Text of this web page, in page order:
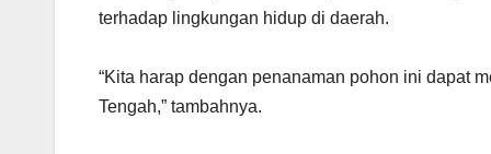
terhadap lingkungan hidup di daerah.
“Kita harap dengan penanaman pohon ini dapat
Tengah,” tambahnya.